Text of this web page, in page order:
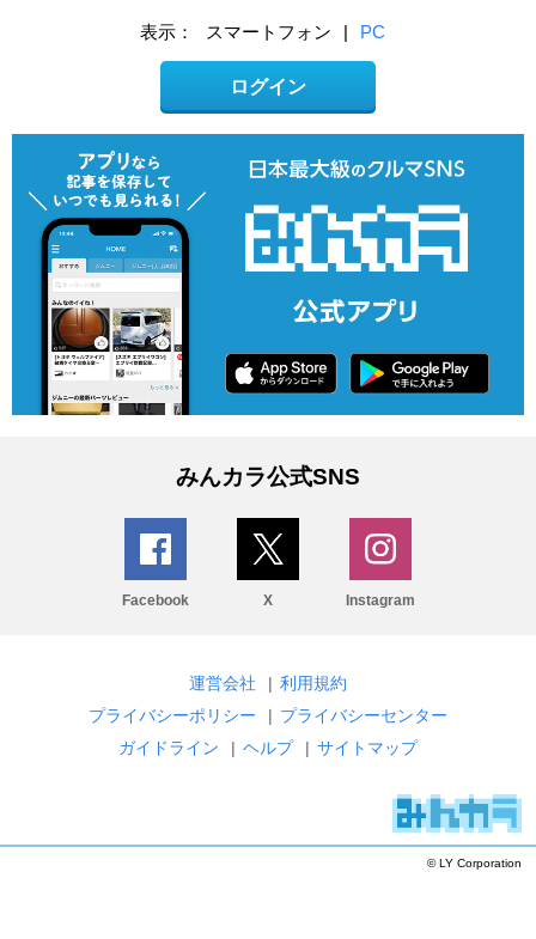
表示： スマートフォン | PC
ログイン
みんカラ公式SNS
Facebook X Instagram
運営会社 | 利用規約
プライバシーポリシー
| プライバシーセンター
ガイドライン
| ヘルプ | サイトマップ
© LY Corporation